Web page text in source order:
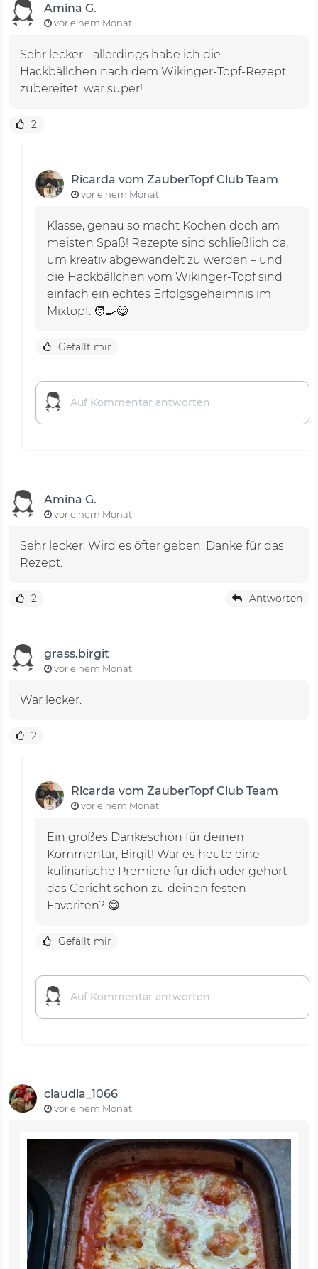
Amina G.
vor einem Monat
Sehr lecker - allerdings habe ich die
Hackbällchen nach dem Wikinger-Topf-Rezept
zubereitet...war super!
2
Ricarda vom ZauberTopf Club Team
vor einem Monat
Klasse, genau so macht Kochen doch am
meisten Spaß! Rezepte sind schließlich da,
um kreativ abgewandelt zu werden – und
die Hackbällchen vom Wikinger-Topf sind
einfach ein echtes Erfolgsgeheimnis im
Mixtopf. 🧑‍🍳😋
Gefällt mir
Amina G.
vor einem Monat
Sehr lecker. Wird es öfter geben. Danke für das
Rezept.
2 Antworten
grass.birgit
vor einem Monat
War lecker.
2
Ricarda vom ZauberTopf Club Team
vor einem Monat
Ein großes Dankeschön für deinen
Kommentar, Birgit! War es heute eine
kulinarische Premiere für dich oder gehört
das Gericht schon zu deinen festen
Favoriten? 😋
Gefällt mir
claudia_1066
vor einem Monat